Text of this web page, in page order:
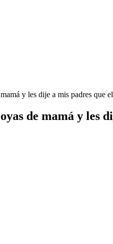
y les dije a mis padres que
de mamá y les